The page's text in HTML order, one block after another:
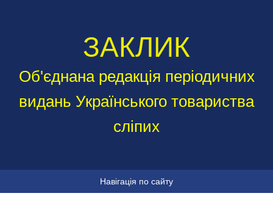
ЗАКЛИК
Об'єднана редакція періодичних
видань Українського товариства
сліпих
Навігація по сайту